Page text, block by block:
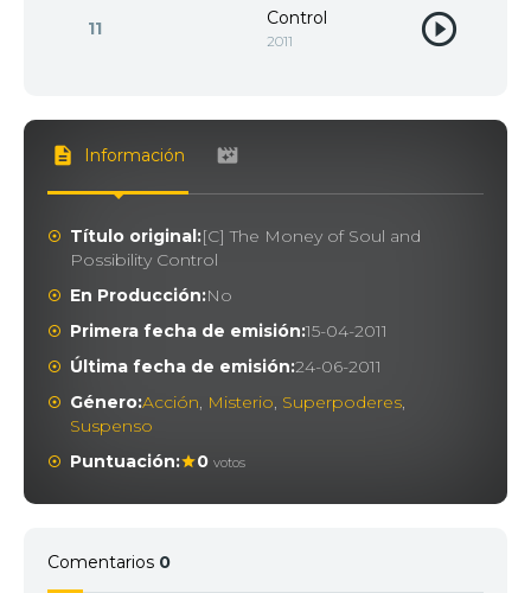
11 Control
2011
Información
Título original:[C] The Money of Soul and
Possibility Control
En Producción:No
Primera fecha de emisión:15-04-2011
Última fecha de emisión:24-06-2011
Género:Acción, Misterio, Superpoderes,
Suspenso
Puntuación:
0 votos
Comentarios 0